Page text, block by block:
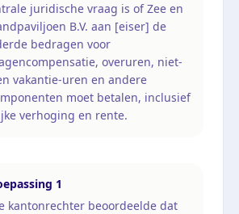
juridische vraag is of Zee en
B.V. aan [eiser] de
bedragen voor
overuren, niet-
vakantie-uren en andere
moet betalen, inclusief
verhoging en rente.
1
kantonrechter beoordeelde dat